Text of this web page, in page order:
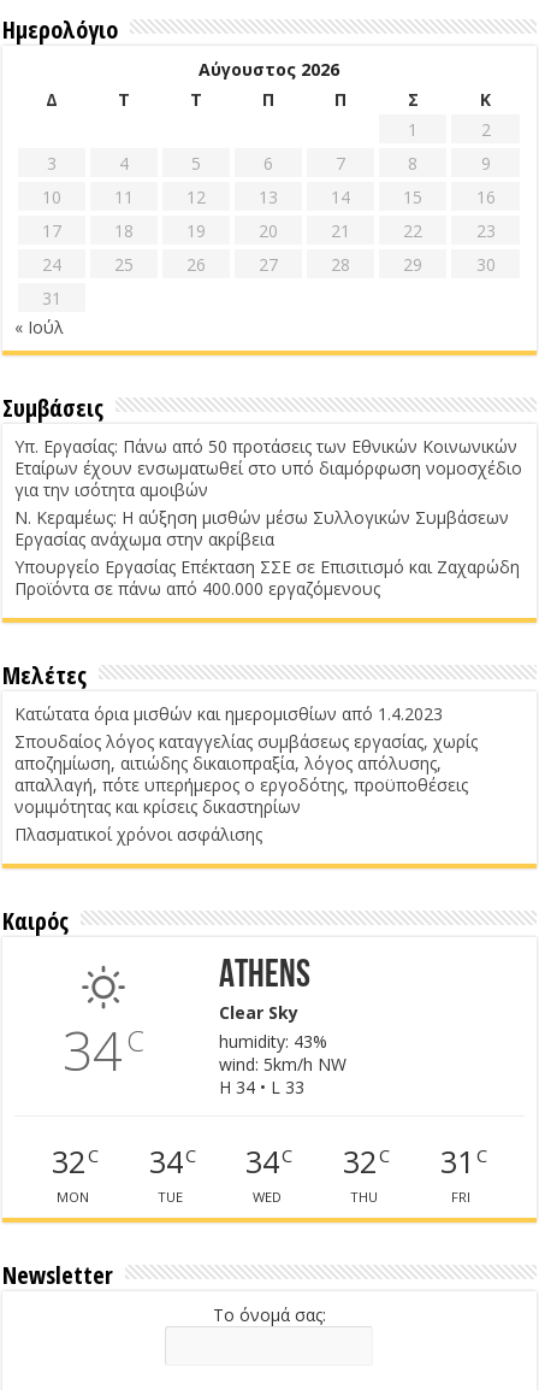
Ημερολόγιο
Αύγουστος 2026
Δ
Τ Τ Π Π Σ
Κ
1
2
3
4 5 6 7 8
9
10
11 12 13 14 15
16
17
18 19 20 21 22
23
24
25 26 27 28 29
30
31
« Ιούλ
Συμβάσεις
Υπ. Εργασίας: Πάνω από 50 προτάσεις των Εθνικών Κοινωνικών
Εταίρων έχουν ενσωματωθεί στο υπό διαμόρφωση νομοσχέδιο
για την ισότητα αμοιβών
Ν. Κεραμέως: Η αύξηση μισθών μέσω Συλλογικών Συμβάσεων
Εργασίας ανάχωμα στην ακρίβεια
Υπουργείο Εργασίας Επέκταση ΣΣΕ σε Επισιτισμό και Ζαχαρώδη
Προϊόντα σε πάνω από 400.000 εργαζόμενους
Μελέτες
Κατώτατα όρια μισθών και ημερομισθίων από 1.4.2023
Σπουδαίος λόγος καταγγελίας συμβάσεως εργασίας, χωρίς
αποζημίωση, αιτιώδης δικαιοπραξία, λόγος απόλυσης,
απαλλαγή, πότε υπερήμερος ο εργοδότης, προϋποθέσεις
νομιμότητας και κρίσεις δικαστηρίων
Πλασματικοί χρόνοι ασφάλισης
Καιρός
34C
Athens
Clear Sky
humidity: 43%
wind: 5km/h NW
H 34 • L 33
32C
MON
34C
TUE
34C
WED
32C
THU
31 C
FRI
Newsletter
Το όνομά σας: